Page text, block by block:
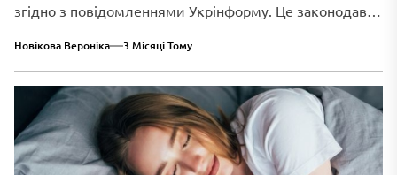
згідно з повідомленнями Укрінформу. Це законодавче
Новікова Вероніка 3 Місяці Тому